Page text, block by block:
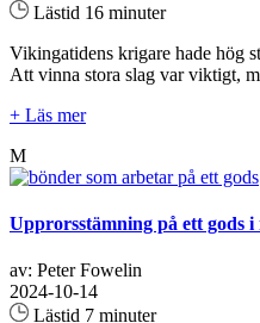
Lästid 16 minuter
Vikingatidens krigare hade hög
Att vinna stora slag var viktigt,
+ Läs mer
M
Upprorsstämning på ett gods i
av: Peter Fowelin
2024-10-14
Lästid 7 minuter